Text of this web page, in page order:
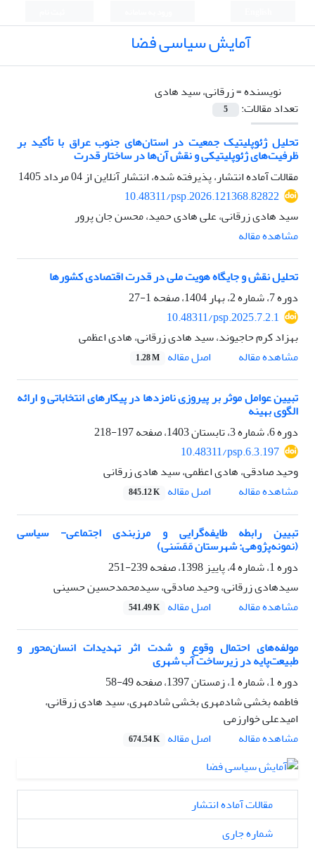
آمایش سیاسی فضا
نویسنده =زرقانی، سید هادی
تعداد مقالات:
5
تحلیل ژئوپلیتیک جمعیت در استان‌های جنوب عراق با تأکید بر
ظرفیت‌های ژئوپلیتیکی و نقش آن‌ها در ساختار قدرت
مقالات آماده انتشار، پذیرفته شده، انتشار آنلاین از04 مرداد 1405
10.48311/psp.2026.121368.82822
سید هادی زرقانی، علی هادی حمید، محسن جان پرور
مشاهده مقاله
تحلیل نقش و جایگاه هویت ملی در قدرت اقتصادی کشورها
دوره 7، شماره 2، بهار 1404، صفحه
1-27
10.48311/psp.2025.7.2.1
بهزاد کرم حاجیوند، سید هادی زرقانی، هادی اعظمی
مشاهده مقاله
اصل مقاله 1.28 M
تبیین عوامل موثر بر پیروزی نامزدها در پیکارهای انتخاباتی و ارائه
الگوی بهینه
دوره 6، شماره 3، تابستان 1403، صفحه
197-218
10.48311/psp.6.3.197
وحید صادقی، هادی اعظمی، سید هادی زرقانی
مشاهده مقاله
اصل مقاله 845.12 K
تبیین رابطه طایفه‌گرایی و مرزبندی اجتماعی- سیاسی
(نمونه‌پژوهی: شهرستان مَمَسَنی)
دوره 1، شماره 4، پاییز 1398، صفحه
239-251
سیدهادی زرقانی، وحید صادقی، سیدمحمدحسین حسینی
مشاهده مقاله
اصل مقاله 541.49 K
مولفه‌های احتمال وقوع و شدت اثر تهدیدات انسان‌محور و
طبیعت‌پایه در زیرساخت آب شهری
دوره 1، شماره 1، زمستان 1397، صفحه
49-58
فاطمه بخشی شادمهری بخشی شادمهری، سید هادی زرقانی،
امیدعلی خوارزمی
مشاهده مقاله
اصل مقاله 674.54 K
مقالات آماده انتشار
شماره جاری